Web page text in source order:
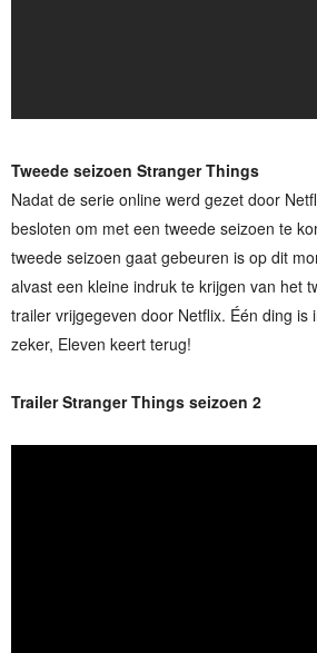
Tweede seizoen Stranger Things
Nadat de serie online werd gezet door
besloten om met een tweede seizoen te
tweede seizoen gaat gebeuren is op dit
alvast een kleine indruk te krijgen van het
trailer vrijgegeven door Netflix. Één ding is
zeker, Eleven keert terug!
Trailer Stranger Things seizoen 2